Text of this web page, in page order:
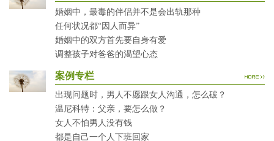
婚姻中，最毒的伴侣并不是会出轨那种
任何状况都“因人而异”
婚姻中的双方首先要自身有爱
调整孩子对爸爸的渴望心态
案例专栏
出现问题时，男人不愿跟女人沟通，怎么破？
温尼科特：父亲，要怎么做？
女人不怕男人没有钱
都是自己一个人下班回家